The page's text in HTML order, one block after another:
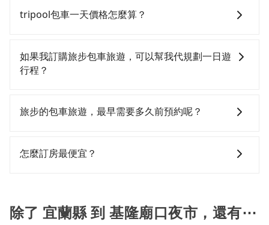
九人座可供選擇，而且無人租車最令人詬病的就是車
況，打開車門才發現仍有上一組乘客遺留的垃圾或者撞
樣。另外，偶爾也會遇到明明已經預約了時間但上一位
用戶卻遲遲尚未歸還，又或者要還車時卻偏偏找不到停
車位，對於急著用車或者要載其他乘客的人來說就有不
使用時還是有其區域的限制，實際可停靠的地點與你的
上下車地點仍有段距離，在遇到下雨天或者載行李時，
司機不按錶計費，約有47%會採現場議價，建議最好先
時，叫兩輛計程車的費用就貴了，改預約一輛tripool的
九人座廂型車最高可省$600。
單程接送與跨縣市計時包車，不論從哪邊去哪裡（當然
務，是絕大多數乘客出行的最佳選擇。
可直接線上輸入上下車地點或地址，三秒內即可查到真
及電子郵件確認信，如此就完成預約了，而司機與車輛
的詳細資料，將於乘車前一晚八點透過SMS和EMAIL提
需要，前一天傍晚五點前仍會收單，最遲如當天下午過
tripool包車一天價格怎麼算？
需行程的公里數及車型而有所不同，建議可以直接上旅
步官網一鍵查價，即時試算您包車費用，清楚透明，且
如果我訂購旅步包車旅遊，可以幫我代規劃一日遊
行程？
時還沒有規劃行程的服務。
旅步的包車旅遊，最早需要多久前預約呢？
提供早鳥優惠，您越早預訂就能享有更優惠的價格。所
怎麼訂房最便宜？
地區、價位、人數、特殊需求來搜尋適合的旅店與房
型，更重要的是通常價格是官網的6~8折，如果又有加入
除了 宜蘭縣 到 基隆廟口夜市，還有⋯